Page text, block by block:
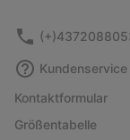
Kundenservice
Kontaktformular
Größentabelle